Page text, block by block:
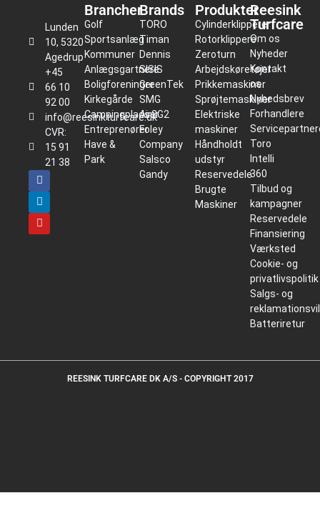
Lunden
10, 5320
Agedrup
+45
66 10
92 00
info@reesinkturfcare.dk
CVR:
15 91
21 38
Brancher
Golf
Sportsanlæg
Kommuner
Anlægsgartnere
Boligforeninger
Kirkegårde
Campingpladser
Entreprenører
Have &
Park
Brands
TORO
Timan
Dennis
SISIS
GreenTek
SMG
Air2G2
Foley
Company
Salsco
Gandy
Produkter
Cylinderklippere
Rotorklippere
Zeroturn
Arbejdskøretøjer
Prikkemaskiner
Sprøjtemaskiner
Elektriske
maskiner
Håndholdt
udstyr
Reservedele
Brugte
Maskiner
Reesink
Turfcare
Om os
Nyheder
Kontakt
os
Nyhedsbrev
Forhandlere
Toro
Intelli
360
Tilbud og
kampagner
Reservedele
Finansiering
Værksted
Cookie- og
privatlivspolitik
Salgs- og
Batteriretur
REESINK TURFCARE DK A/S - COPYRIGHT 2017